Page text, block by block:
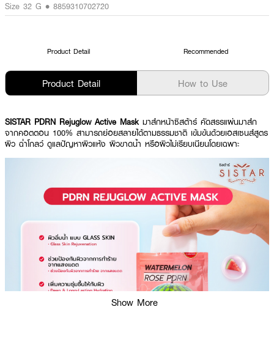
Size 32 G • 8859310702720
Product Detail Recommended
Product Detail How to Use
SISTAR PDRN Rejuglow Active Mask มาส์กหน้าซิสต้าร์ คัดสรรแผ่นมาส์ก
จากคอตตอน 100% สามารถย่อยสลายได้ตามธรรมชาติ เข้มข้นด้วยเอสเซนส์สูตร
ผิว ฉ่ำโกลว์ ดูแลปัญหาผิวแห้ง ผิวขาดน้ำ หรือผิวไม่เรียบเนียนโดยเฉพาะ
Show More